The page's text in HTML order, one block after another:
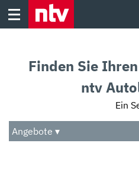
Skip
Audio
Das Beste
Finden Sie
ntv
Ein
Angebote ▾